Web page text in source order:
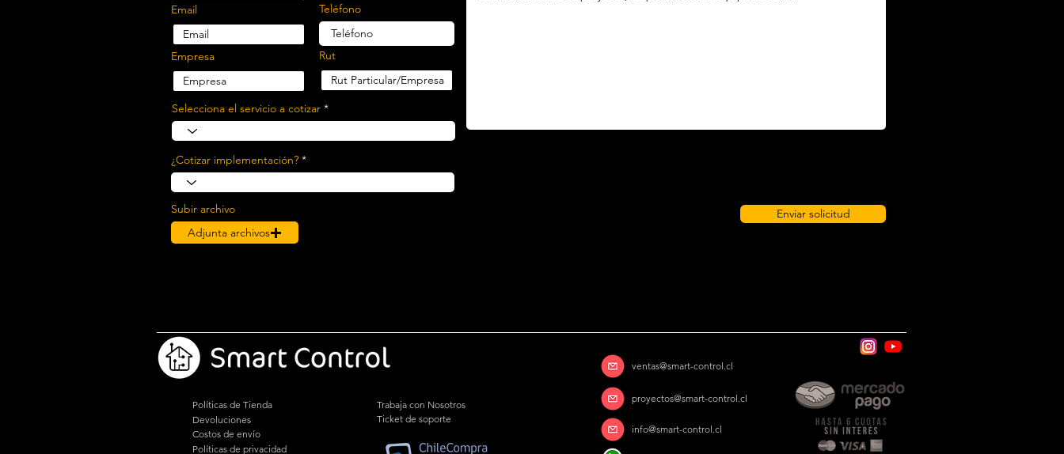
Email
Empresa
Teléfono
Rut
Selecciona el servicio a cotizar
¿Cotizar implementación?
Subir archivo
Adjunta archivos
Enviar solicitud
Ticket de soporte
Políticas de Tienda
Trabaja con Nosotros
Devoluciones
Costos de envío
Políticas de privacidad
ventas@smart-control.cl
proyectos@smart-control.cl
info@smart-control.cl